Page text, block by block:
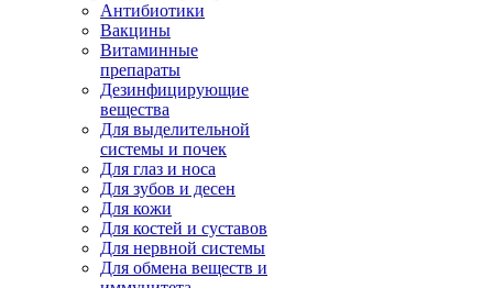
Антибиотики
Вакцины
Витаминные
препараты
Дезинфицирующие
вещества
Для выделительной
системы и почек
Для глаз и носа
Для зубов и десен
Для кожи
Для костей и суставов
Для нервной системы
Для обмена веществ и